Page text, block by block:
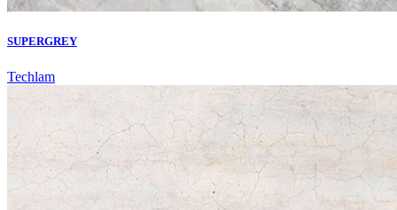
SUPERGREY
Techlam